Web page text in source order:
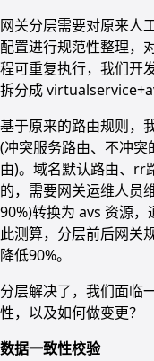
网关分层需要对原来人
配置进行规范性整理，
程可重复执行，我们开
拆分成
基于原来的路由规则，
(冲突服务路由、不冲
由)。域名默认路由、rr
的，需要网关运维人员
90%)转换为 avs 资源
此测算，分层前后网关
降低90%。
分层解决了，我们面临
性，以及如何做变更？
数据一致性校验